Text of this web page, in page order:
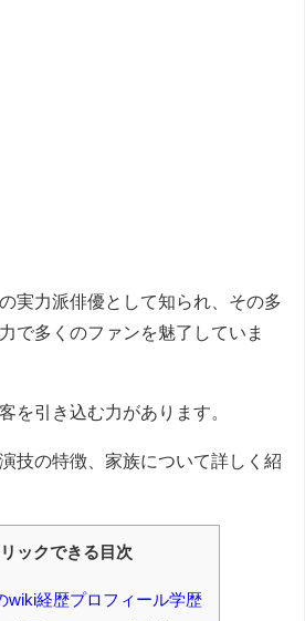
実力派俳優として知られ、その多
で多くのファンを魅了していま
を引き込む力があります。
技の特徴、家族について詳しく紹
ックできる目次
wiki経歴プロフィール学歴